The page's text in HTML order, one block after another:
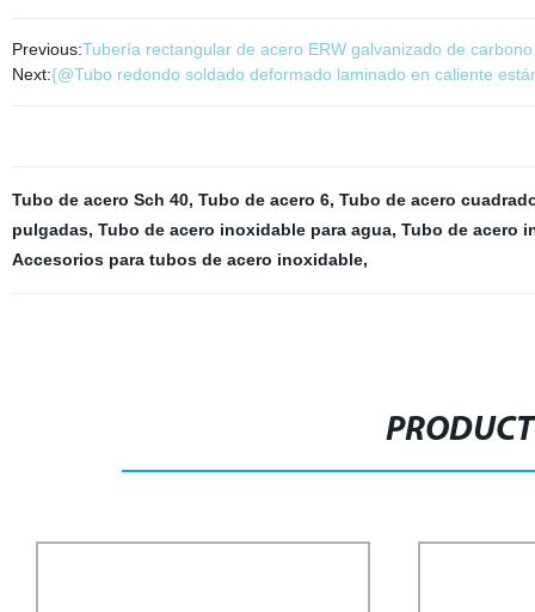
Previous:Tubería rectangular de acero ERW galvanizado de
Next:{@Tubo redondo soldado deformado laminado en caliente
Tubo de acero Sch 40, Tubo de acero 6, Tubo de acero
pulgadas, Tubo de acero inoxidable para agua, Tubo de acero
Accesorios para tubos de acero inoxidable,